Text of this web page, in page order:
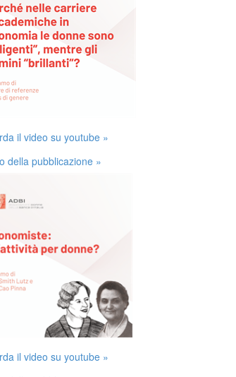
il video su youtube »
della pubblicazione »
il video su youtube »